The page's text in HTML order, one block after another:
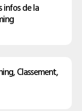
infos de la
Classement,